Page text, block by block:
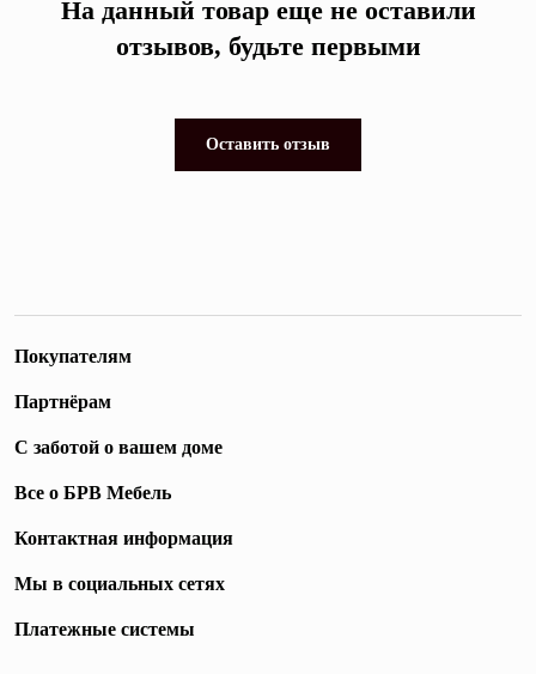
На данный товар еще не оставили
отзывов, будьте первыми
Оставить отзыв
Покупателям
Партнёрам
С заботой о вашем доме
Все о БРВ Мебель
Контактная информация
Мы в социальных сетях
Платежные системы